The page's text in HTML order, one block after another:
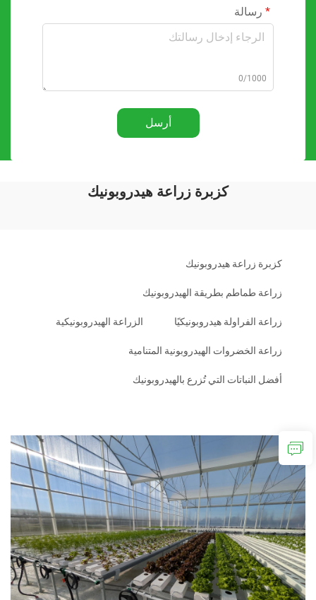
رسالة
0/1000
أرسل
كزبرة زراعة هيدروبونيك
كزبرة زراعة هيدروبونيك
زراعة طماطم بطريقة الهيدروبونيك
زراعة الفراولة هيدروبونيكيًا الزراعة الهيدروبونيكية
زراعة الخضروات الهيدروبونية المتنامية
أفضل النباتات التي تُزرع بالهيدروبونيك